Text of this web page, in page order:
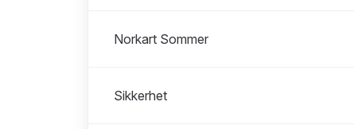
Norkart Sommer
Sikkerhet